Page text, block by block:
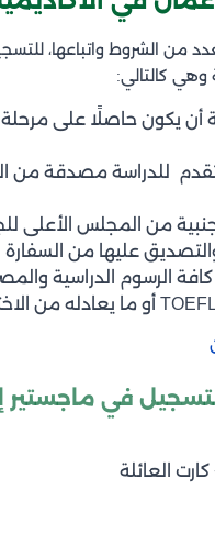
من الشروط واتباعها،
وهي كالتالي:
أن يكون حاصلًا على
للدراسة مصدقة من
من المجلس الأعلى
عليها من
الرسوم الدراسية
في ماجستير
العائلة